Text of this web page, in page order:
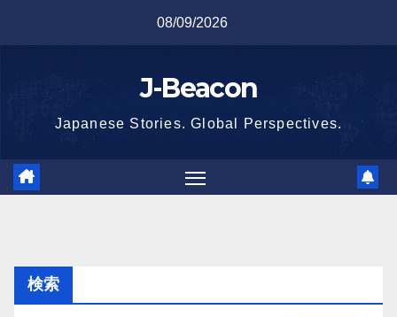
08/09/2026
J-Beacon
Japanese Stories. Global Perspectives.
検索